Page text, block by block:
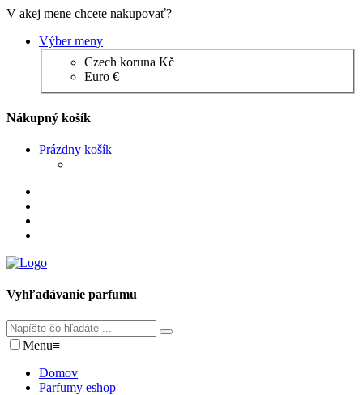
V akej mene chcete nakupovať?
Výber meny
Czech koruna Kč
Euro €
Nákupný košík
Prázdny košík
Vyhľadávanie parfumu
Menu≡
Domov
Parfumy eshop